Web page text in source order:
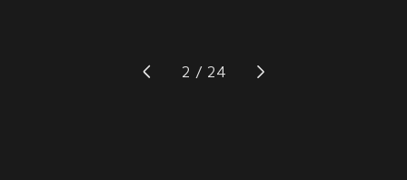
大流行するなど、社会現象を巻き起
こした2人。今回は『徹子の部屋』
輝くなど若者からも大人気だが、実
は宮城県で1500年以上続く歴史ある
2